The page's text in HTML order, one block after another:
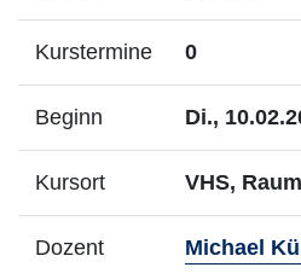
Kurstermine 0
Beginn Di.,
Kursort VHS,
Dozent Michael